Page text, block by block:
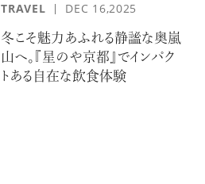
TRAVEL DEC 16,2025
冬こそ魅力あふれる静謐な奥嵐
山へ。『星のや京都』でインパク
トある自在な飲食体験